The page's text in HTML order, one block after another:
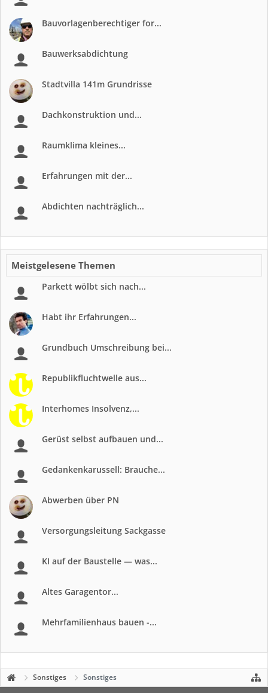
Bauvorlagenberechtiger for...
Bauwerksabdichtung
Stadtvilla 141m Grundrisse
Dachkonstruktion und...
Raumklima kleines...
Erfahrungen mit der...
Abdichten nachträglich...
Meistgelesene Themen
Parkett wölbt sich nach...
Habt ihr Erfahrungen...
Grundbuch Umschreibung bei...
Republikfluchtwelle aus...
Interhomes Insolvenz,...
Gerüst selbst aufbauen und...
Gedankenkarussell: Brauche...
Abwerben über PN
Versorgungsleitung Sackgasse
KI auf der Baustelle — was...
Altes Garagentor...
Mehrfamilienhaus bauen -...
Sonstiges Sonstiges